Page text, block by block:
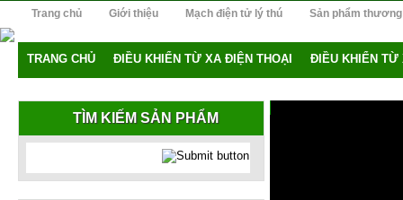
Trang chủ Giới thiệu Mạch điện tử lý thú Sản phẩm
TRANG CHỦ ĐIỀU KHIỂN TỪ XA ĐIỆN THOẠI ĐIỀU KHIỂN TỪ
TÌM KIẾM SẢN PHẨM